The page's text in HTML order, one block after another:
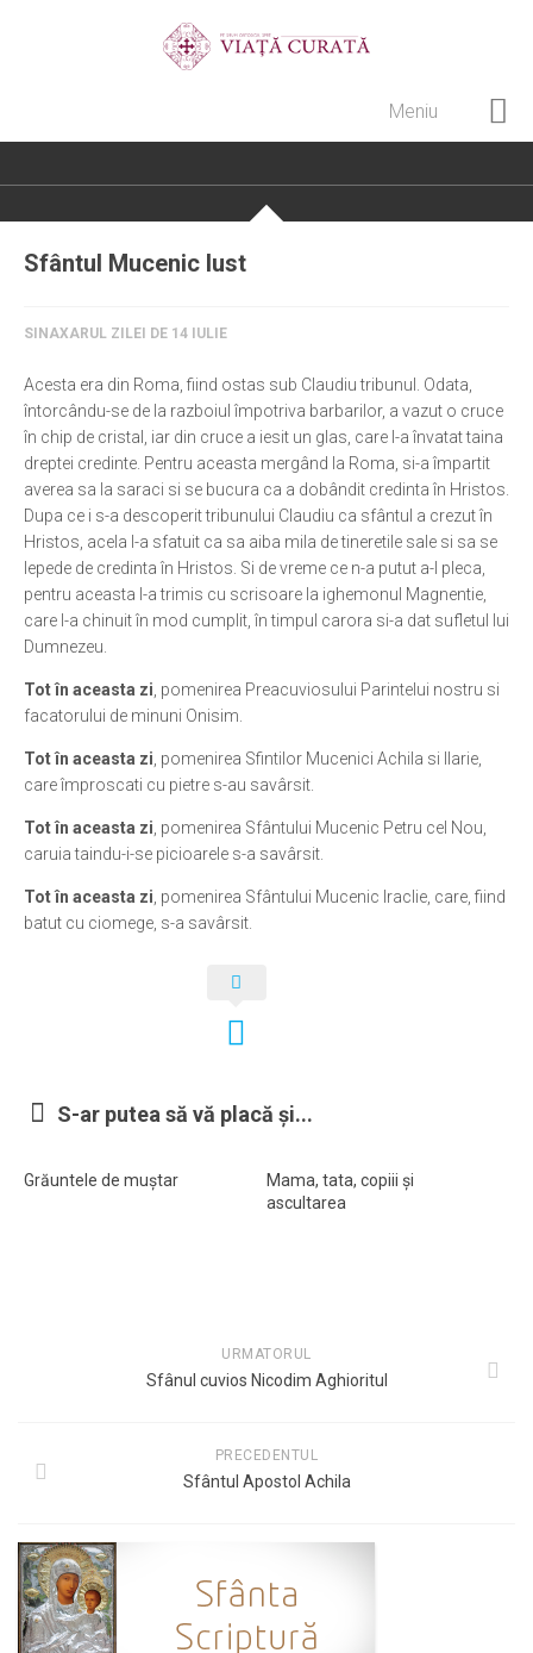
Meniu
Pateric Atonit
Cenaclu creștin
Noi și Biserica
Rânduieli liturgice
Predici și cateheze
Pelerinaje
Ortodox în diaspora
Evenimente
Biserici și mănăstiri
Viață curată
Familia de azi
Adicții și vindecări
Gadgeturi cu două tăișuri
Bucătărie biblică
Sfântul Mucenic Iust
SINAXARUL ZILEI DE 14 IULIE
Acesta era din Roma, fiind ostas sub Claudiu tribunul. Odata,
întorcându-se de la razboiul împotriva barbarilor, a vazut o cruce
în chip de cristal, iar din cruce a iesit un glas, care l-a învatat taina
dreptei credinte. Pentru aceasta mergând la Roma, si-a împartit
averea sa la saraci si se bucura ca a dobândit credinta în Hristos.
Dupa ce i s-a descoperit tribunului Claudiu ca sfântul a crezut în
Hristos, acela l-a sfatuit ca sa aiba mila de tineretile sale si sa se
lepede de credinta în Hristos. Si de vreme ce n-a putut a-l pleca,
pentru aceasta l-a trimis cu scrisoare la ighemonul Magnentie,
care l-a chinuit în mod cumplit, în timpul carora si-a dat sufletul lui
Dumnezeu.
Tot în aceasta zi , pomenirea Preacuviosului Parintelui nostru si
facatorului de minuni Onisim.
Tot în aceasta zi , pomenirea Sfintilor Mucenici Achila si Ilarie,
care împroscati cu pietre s-au savârsit.
Tot în aceasta zi , pomenirea Sfântului Mucenic Petru cel Nou,
caruia taindu-i-se picioarele s-a savârsit.
Tot în aceasta zi , pomenirea Sfântului Mucenic Iraclie, care, fiind
batut cu ciomege, s-a savârsit.
S-ar putea să vă placă și...
Grăuntele de muștar
Mama, tata, copiii și
ascultarea
URMATORUL
Sfânul cuvios Nicodim Aghioritul
PRECEDENTUL
Sfântul Apostol Achila